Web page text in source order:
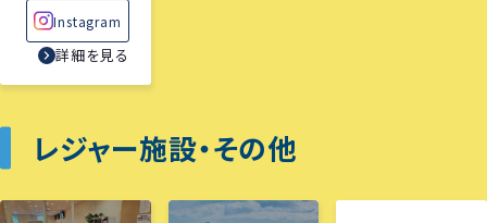
Instagram
詳細を見る
レジャー施設・その他